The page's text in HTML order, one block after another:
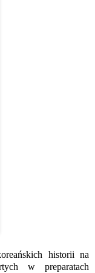
historii na
w preparatach